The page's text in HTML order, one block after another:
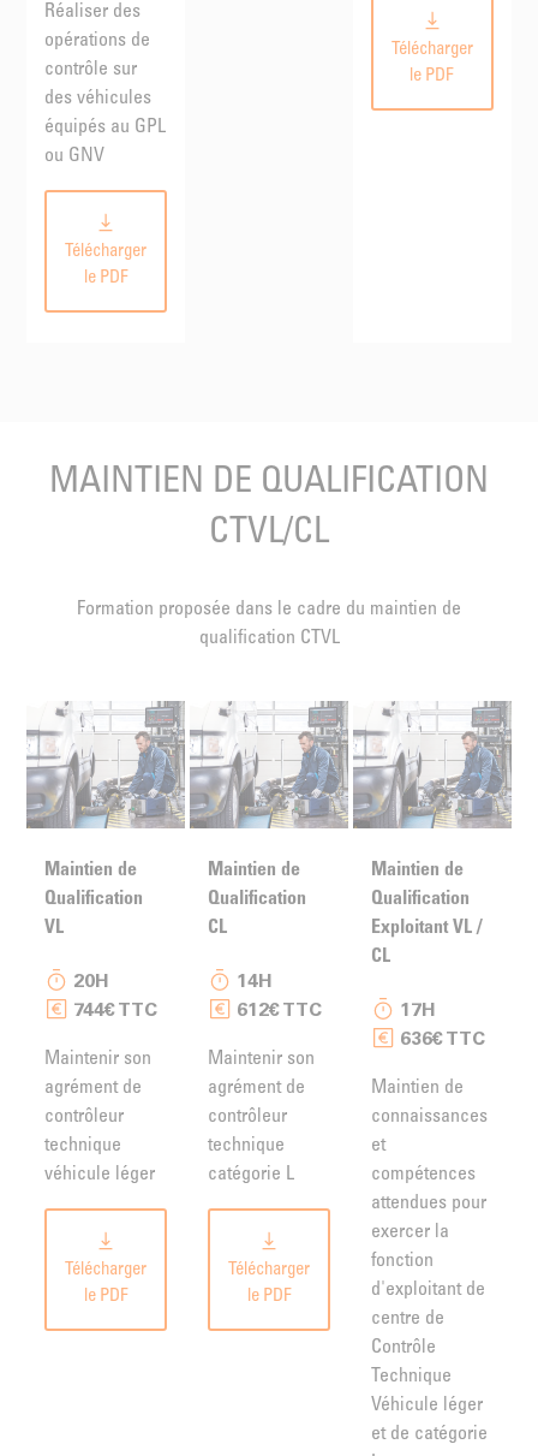
Réaliser des
opérations de
contrôle sur
des véhicules
équipés au GPL
ou GNV
Télécharger
le PDF
Télécharger
le PDF
MAINTIEN DE QUALIFICATION
CTVL/CL
Formation proposée dans le cadre du maintien de
qualification CTVL
Maintien de
Qualification
VL
20H
744€ TTC
Maintenir son
agrément de
contrôleur
technique
véhicule léger
Télécharger
le PDF
Maintien de
Qualification
CL
14H
612€ TTC
Maintenir son
agrément de
contrôleur
technique
catégorie L
Télécharger
le PDF
Maintien de
Qualification
Exploitant VL /
CL
17H
636€ TTC
Maintien de
connaissances
et
compétences
attendues pour
exercer la
fonction
d'exploitant de
centre de
Contrôle
Technique
Véhicule léger
et de catégorie